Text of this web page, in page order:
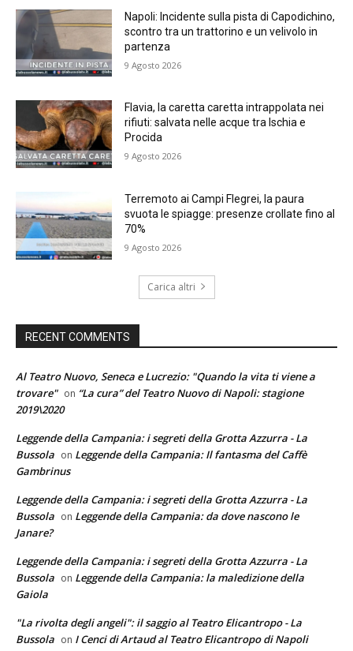
Napoli: Incidente sulla pista di Capodichino,
scontro tra un trattorino e un velivolo in
partenza
9 Agosto 2026
Flavia, la caretta caretta intrappolata nei
rifiuti: salvata nelle acque tra Ischia e
Procida
9 Agosto 2026
Terremoto ai Campi Flegrei, la paura
svuota le spiagge: presenze crollate fino al
70%
9 Agosto 2026
Carica altri
RECENT COMMENTS
Al Teatro Nuovo, Seneca e Lucrezio: "Quando la vita ti viene a
trovare" on “La cura” del Teatro Nuovo di Napoli: stagione
2019\2020
Leggende della Campania: i segreti della Grotta Azzurra - La
Bussola on Leggende della Campania: Il fantasma del Caffè
Gambrinus
Leggende della Campania: i segreti della Grotta Azzurra - La
Bussola on Leggende della Campania: da dove nascono le
Janare?
Leggende della Campania: i segreti della Grotta Azzurra - La
Bussola on Leggende della Campania: la maledizione della
Gaiola
"La rivolta degli angeli": il saggio al Teatro Elicantropo - La
Bussola on I Cenci di Artaud al Teatro Elicantropo di Napoli